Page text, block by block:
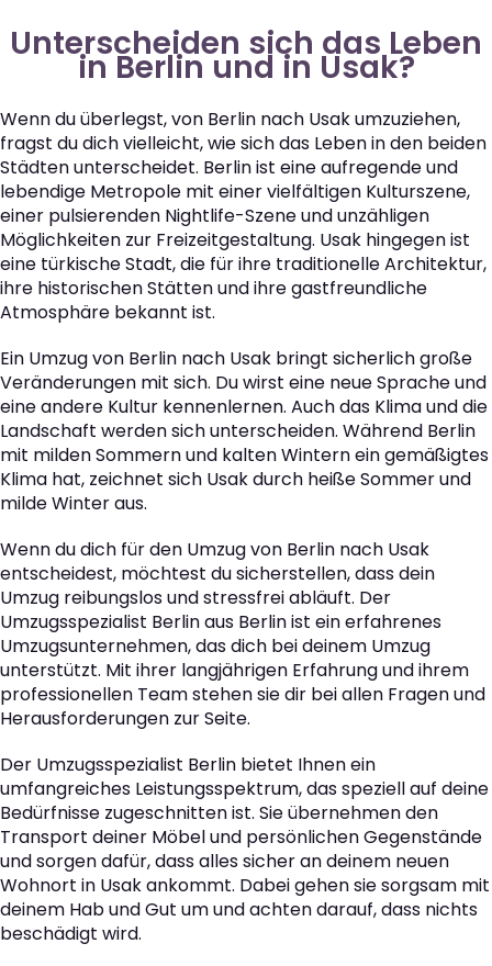
Unterscheiden sich das Leben
in Berlin und in Usak?
Wenn du überlegst, von Berlin nach Usak umzuziehen,
fragst du dich vielleicht, wie sich das Leben in den beiden
Städten unterscheidet. Berlin ist eine aufregende und
lebendige Metropole mit einer vielfältigen Kulturszene,
einer pulsierenden Nightlife-Szene und unzähligen
Möglichkeiten zur Freizeitgestaltung. Usak hingegen ist
eine türkische Stadt, die für ihre traditionelle Architektur,
ihre historischen Stätten und ihre gastfreundliche
Atmosphäre bekannt ist.
Ein Umzug von Berlin nach Usak bringt sicherlich große
Veränderungen mit sich. Du wirst eine neue Sprache und
eine andere Kultur kennenlernen. Auch das Klima und die
Landschaft werden sich unterscheiden. Während Berlin
mit milden Sommern und kalten Wintern ein gemäßigtes
Klima hat, zeichnet sich Usak durch heiße Sommer und
milde Winter aus.
Wenn du dich für den Umzug von Berlin nach Usak
entscheidest, möchtest du sicherstellen, dass dein
Umzug reibungslos und stressfrei abläuft. Der
Umzugsspezialist Berlin aus Berlin ist ein erfahrenes
Umzugsunternehmen, das dich bei deinem Umzug
unterstützt. Mit ihrer langjährigen Erfahrung und ihrem
professionellen Team stehen sie dir bei allen Fragen und
Herausforderungen zur Seite.
Der Umzugsspezialist Berlin bietet Ihnen ein
umfangreiches Leistungsspektrum, das speziell auf deine
Bedürfnisse zugeschnitten ist. Sie übernehmen den
Transport deiner Möbel und persönlichen Gegenstände
und sorgen dafür, dass alles sicher an deinem neuen
Wohnort in Usak ankommt. Dabei gehen sie sorgsam mit
deinem Hab und Gut um und achten darauf, dass nichts
beschädigt wird.